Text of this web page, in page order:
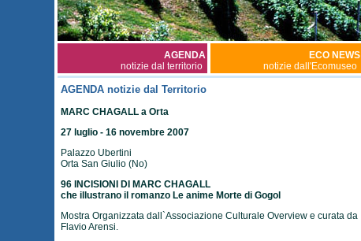
AGENDA
notizie dal territorio
ECO NEWS
notizie dall'Ecomuseo
AGENDA notizie dal Territorio
MARC CHAGALL a Orta
27 luglio - 16 novembre 2007
Palazzo Ubertini
Orta San Giulio (No)
96 INCISIONI DI MARC CHAGALL
che illustrano il romanzo Le anime Morte di Gogol
Mostra Organizzata dall`Associazione Culturale Overview e curata da
Flavio Arensi.